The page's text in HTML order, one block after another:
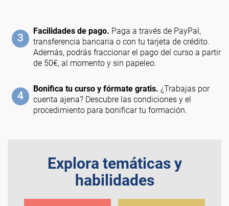
3
Facilidades de pago. Paga a través de PayPal,
transferencia bancaria o con tu tarjeta de crédito.
Además, podrás fraccionar el pago del curso a partir
de 50€, al momento y sin papeleo.
4
Bonifica tu curso y fórmate gratis. ¿Trabajas por
cuenta ajena? Descubre las condiciones y el
procedimiento para bonificar tu formación.
Explora temáticas y
habilidades